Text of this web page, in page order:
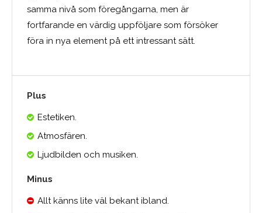
samma nivå som föregångarna, men är
fortfarande en värdig uppföljare som försöker
föra in nya element på ett intressant sätt.
Plus
Estetiken.
Atmosfären.
Ljudbilden och musiken.
Minus
Allt känns lite väl bekant ibland.